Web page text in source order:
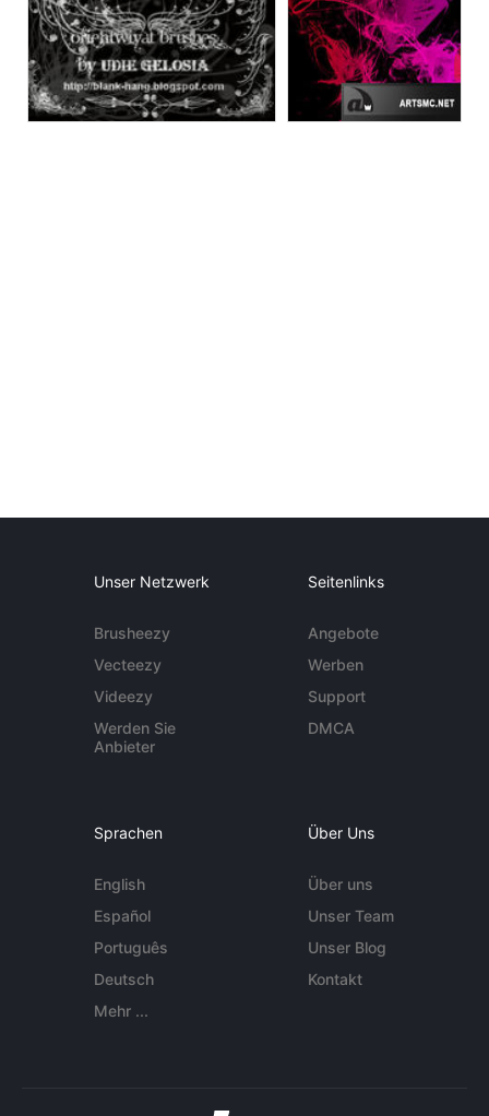
Unser Netzwerk
Brusheezy
Vecteezy
Videezy
Werden Sie
Anbieter
Seitenlinks
Angebote
Werben
Support
DMCA
Sprachen
English
Español
Português
Deutsch
Mehr ...
Über Uns
Über uns
Unser Team
Unser Blog
Kontakt